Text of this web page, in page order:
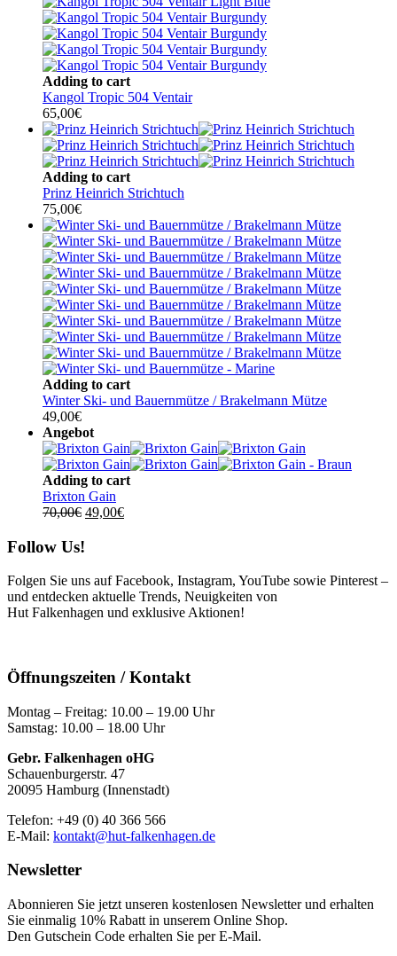
Adding to cart
Kangol Tropic 504 Ventair
65,00€
Adding to cart
Prinz Heinrich Strichtuch
75,00€
Adding to cart
Winter Ski- und Bauernmütze / Brakelmann Mütze
49,00€
Angebot
Adding to cart
Brixton Gain
70,00€ Ursprünglicher
49,00€Aktueller
Follow Us!
Folgen Sie uns auf Facebook, Instagram, YouTube sowie Pinterest –
und entdecken aktuelle Trends, Neuigkeiten von
Hut Falkenhagen und exklusive Aktionen!
Öffnungszeiten / Kontakt
Montag – Freitag: 10.00 – 19.00 Uhr
Samstag: 10.00 – 18.00 Uhr
Gebr. Falkenhagen oHG
Schauenburgerstr. 47
20095 Hamburg (Innenstadt)
Telefon: +49 (0) 40 366 566
E-Mail: kontakt@hut-falkenhagen.de
Newsletter
Abonnieren Sie jetzt unseren kostenlosen Newsletter und erhalten
Sie einmalig 10% Rabatt in unserem Online Shop.
Den Gutschein Code erhalten Sie per E-Mail.